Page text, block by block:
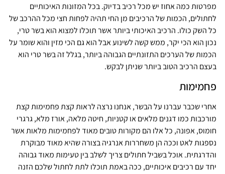
מפרטות כמה אחוז יש מכל רכיב בדיוק. בכל המזונות האיכותיים
לחתולים, הכמות של הרכיבים מן החי תהיה לפחות חצי מכל ההרכב של
כל השק כולו. הרכיב האיכותי ביותר אשר תוכלו למצוא הוא בשר טרי,
נכון הוא הכי יקר, ממש קשה לשינוע אבל הוא גם הכי מזין והוא שומר על
הכמות של הערכים התזונתיים הגבוהה ביותר, בגלל זה בשר טרי הוא
בעצם הרכיב הטוב ביותר שניתן לבקש.
פחמימות
אחרי שכבר עברנו על הבשר, אנחנו נרצה לראות קצת פחמימות קצת
מורכבות כמו דגנים מלאים או קטניות, חיטה מלאה, אורז מלא, גרגרי
חומוס, אפונה, כל אלו הם מקורות טובים מאוד לפחמימות מלאות אשר
נספגות לאט וככה הן משחררות אנרגיה בצורה שהיא מאוד מבוקרת
והדרגתית. אוכל בשביל חתולים צריך לשלב בין טעימות מאוד גבוהה
יחד עם רכיבים איכותיים, ככה באמת תוכלו לתת לחתול שלכם הזנה